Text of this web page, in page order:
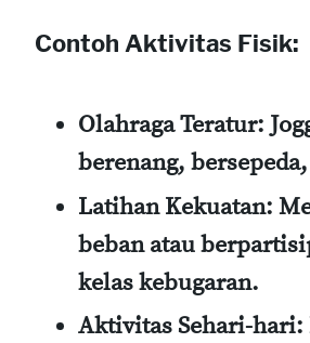
Contoh Aktivitas Fisik:
Olahraga Teratur:
berenang,
Latihan Kekuatan:
beban atau
kelas kebugaran.
Aktivitas Sehari-hari: